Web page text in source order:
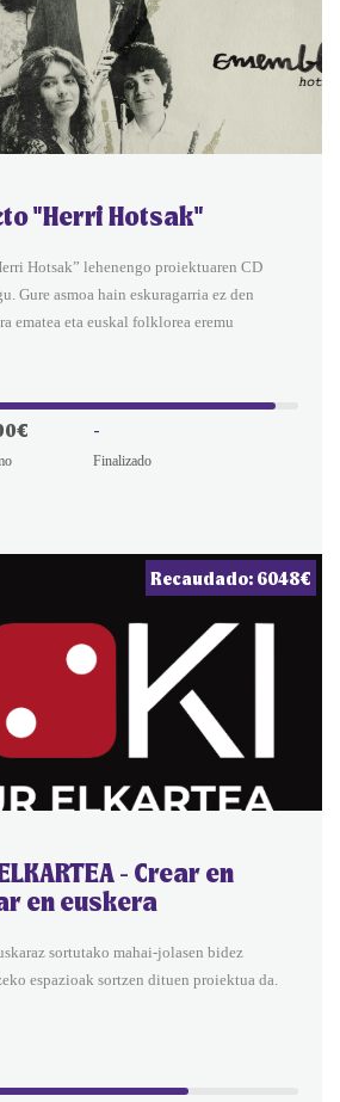
"Herri Hotsak"
Hotsak” lehenengo proiektuaren CD
Gure asmoa hain eskuragarria ez den
ematea eta euskal folklorea eremu
-
Finalizado
Recaudado: 6048€
- Crear en
en euskera
sortutako mahai-jolasen bidez
espazioak sortzen dituen proiektua da.